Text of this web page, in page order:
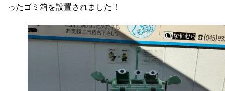
ったゴミ箱を設置されました！